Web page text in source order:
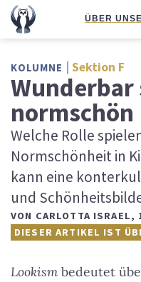
ÜBER UNS
KOLUMNE Sektion F
normschön
Welche Rolle
Normschönheit in
kann eine
und
VON CARLOTTA ISRAEL,
DIESER ARTIKEL IST
Lookism bedeutet